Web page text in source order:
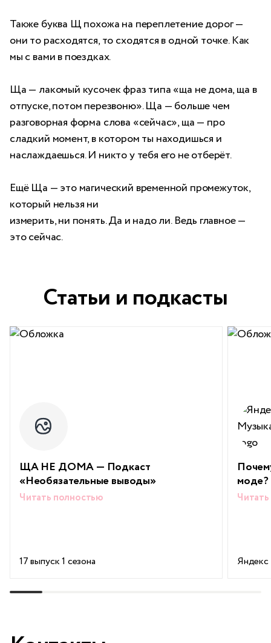
Также буква Щ похожа на переплетение дорог —
они то расходятся, то сходятся в одной точке. Как
мы с вами в поездках.
Ща — лакомый кусочек фраз типа «ща не дома, ща в
отпуске, потом перезвоню». Ща — больше чем
разговорная форма слова «сейчас», ща — про
сладкий момент, в котором ты находишься и
наслаждаешься. И никто у тебя его не отберёт.
Ещё Ща — это магический временной промежуток,
который нельзя ни
измерить, ни понять. Да и надо ли. Ведь главное —
это сейчас.
Статьи и подкасты
ЩА НЕ ДОМА — Подкаст
«Необязательные выводы»
Читать полностью
17 выпуск 1 сезона
моде?